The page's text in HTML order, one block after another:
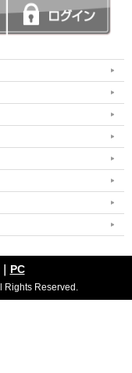
PC
Rights Reserved.